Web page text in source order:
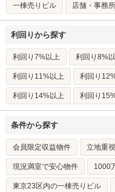
一棟売りビル 店舗・事務所
利回りから探す
利回り7%以上 利回り8%
利回り11%以上 利回り
利回り14%以上 利回り
条件から探す
会員限定収益物件 立地重
現況満室で安心物件 1000
東京23区内の一棟売りビル